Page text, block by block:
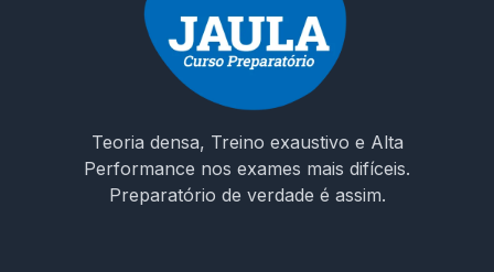
Teoria densa, Treino exaustivo e Alta
Performance nos exames mais difíceis.
Preparatório de verdade é assim.